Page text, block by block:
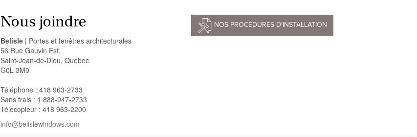
Nous joindre
Belisle | Portes et fenêtres architecturales
56 Rue Gauvin Est,
Saint-Jean-de-Dieu, Québec
G0L 3M0
Téléphone : 418 963-2733
Sans frais : 1 888-947-2733
Télécopieur : 418 963-2200
info@belislewindows.com
NOS PROCÉDURES D'INSTALLATION